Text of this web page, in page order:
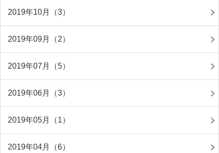
2019年10月（3）
2019年09月（2）
2019年07月（5）
2019年06月（3）
2019年05月（1）
2019年04月（6）